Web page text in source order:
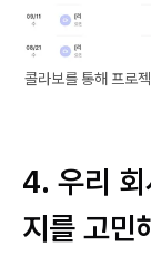
콜라보를 통해 프로
4. 우리
지를 고민